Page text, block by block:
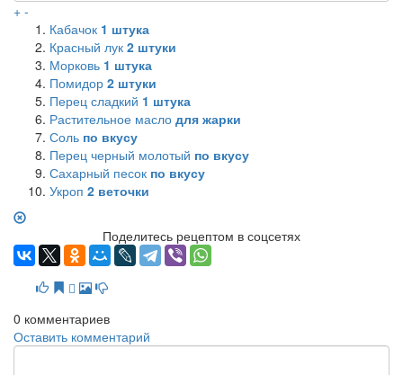
+ -
Кабачок 1 штука
Красный лук 2 штуки
Морковь 1 штука
Помидор 2 штуки
Перец сладкий 1 штука
Растительное масло для жарки
Соль по вкусу
Перец черный молотый по вкусу
Сахарный песок по вкусу
Укроп 2 веточки
Поделитесь рецептом в соцсетях
0 комментариев
Оставить комментарий